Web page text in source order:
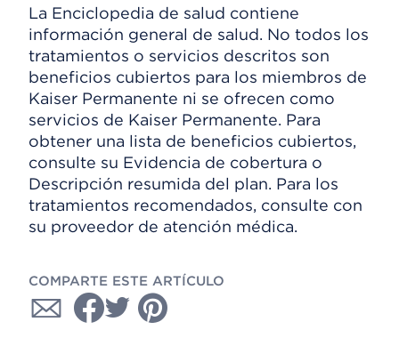
La Enciclopedia de salud contiene
información general de salud. No todos los
tratamientos o servicios descritos son
beneficios cubiertos para los miembros de
Kaiser Permanente ni se ofrecen como
servicios de Kaiser Permanente. Para
obtener una lista de beneficios cubiertos,
consulte su Evidencia de cobertura o
Descripción resumida del plan. Para los
tratamientos recomendados, consulte con
su proveedor de atención médica.
COMPARTE ESTE ARTÍCULO